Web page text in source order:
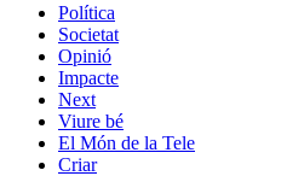
Política
Societat
Opinió
Impacte
Next
Viure bé
El Món de la Tele
Criar